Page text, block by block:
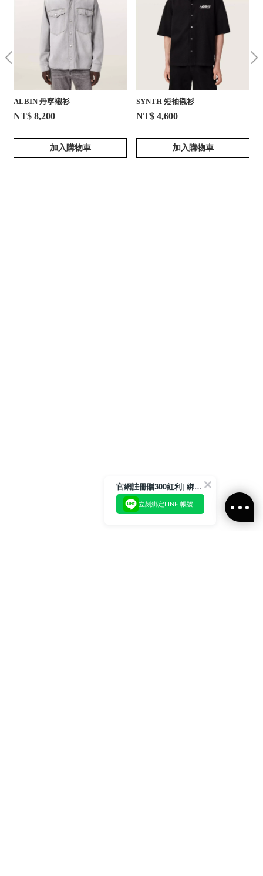
ALBIN 丹寧襯衫
NT$ 8,200
加入購物車
SYNTH 短袖襯衫
NT$ 4,600
加入購物車
官網註冊贈300紅利| 綁定LINE再領取專屬優惠
立刻綁定LINE 帳號